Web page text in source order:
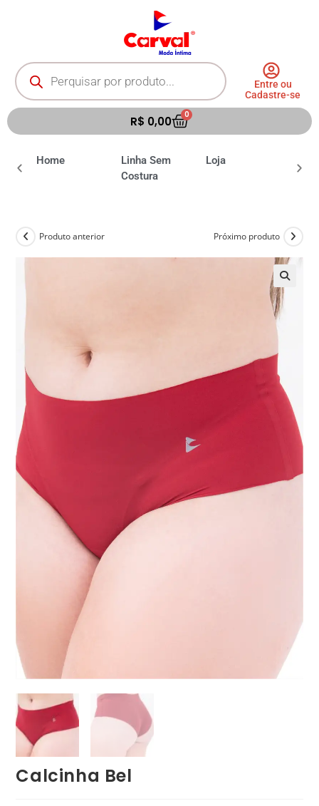
Entre ou
Cadastre-se
R$ 0,00 0
Home
Linha Sem
Costura
Loja
Produto anterior Próximo produto
Calcinha Bel